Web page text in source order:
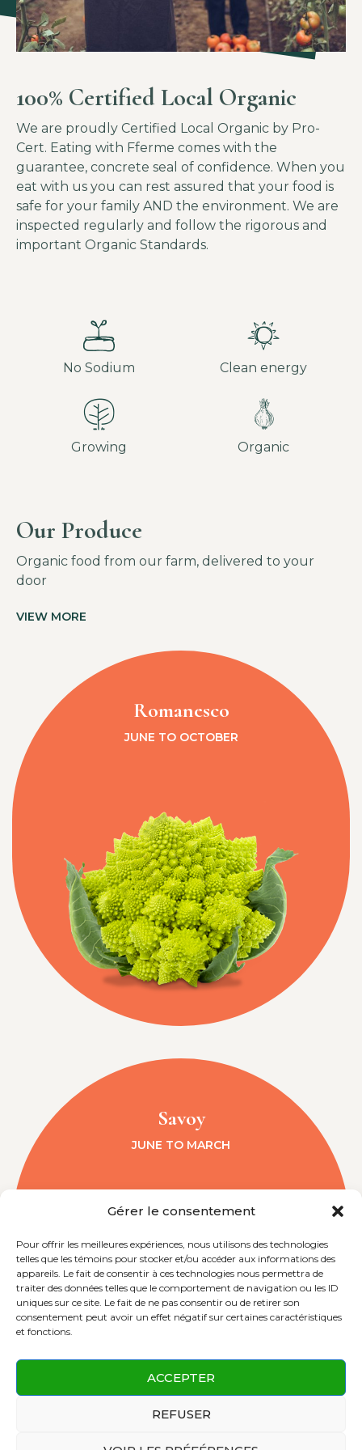
Gérer le consentement
Pour offrir les meilleures expériences, nous utilisons des technologies
telles que les témoins pour stocker et/ou accéder aux informations des
appareils. Le fait de consentir à ces technologies nous permettra de
traiter des données telles que le comportement de navigation ou les ID
uniques sur ce site. Le fait de ne pas consentir ou de retirer son
consentement peut avoir un effet négatif sur certaines caractéristiques
et fonctions.
ACCEPTER
REFUSER
100% Certified Local Organic
We are proudly Certified Local Organic by Pro-
Cert. Eating with Fferme comes with the
guarantee, concrete seal of confidence. When you
eat with us you can rest assured that your food is
safe for your family AND the environment. We are
inspected regularly and follow the rigorous and
important Organic Standards.
No Sodium Clean energy
Growing Organic
Our Produce
Organic food from our farm, delivered to your
door
VIEW MORE
Romanesco
JUNE TO OCTOBER
Savoy
JUNE TO MARCH